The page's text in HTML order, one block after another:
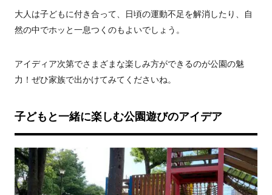
大人は子どもに付き合って、日頃の運動不足を解消したり、自
然の中でホッと一息つくのもよいでしょう。
アイディア次第でさまざまな楽しみ方ができるのが公園の魅
力！ぜひ家族で出かけてみてくださいね。
子どもと一緒に楽しむ公園遊びのアイデア